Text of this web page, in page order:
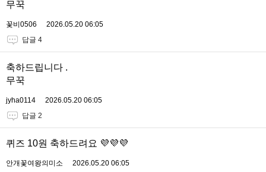
무꾹
꽃비0506
2026.05.20 06:05
답글 4
축하드립니다 .
무꾹
jyha0114
2026.05.20 06:05
답글 2
퀴즈 10원 축하드려요 💜💜💜
안개꽃여왕의미소
2026.05.20 06:05